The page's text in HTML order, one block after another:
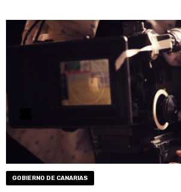
GOBIERNO DE CANARIAS